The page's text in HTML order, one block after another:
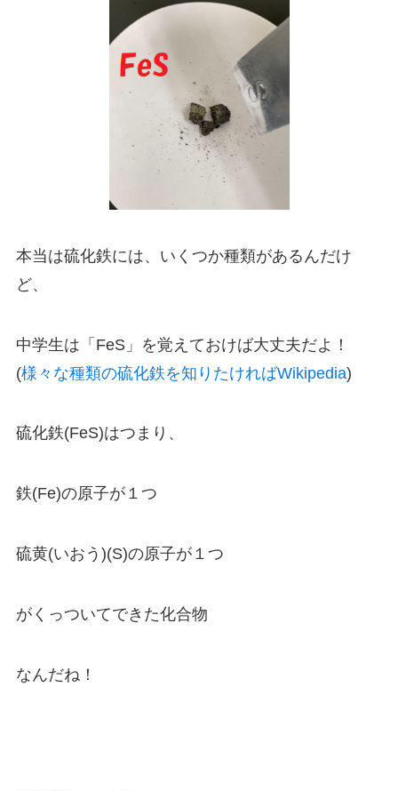
本当は硫化鉄には、いくつか種類があるんだけ
ど、
中学生は「FeS」を覚えておけば大丈夫だよ！
(様々な種類の硫化鉄を知りたければWikipedia)
硫化鉄(FeS)はつまり、
鉄(Fe)の原子が１つ
硫黄(いおう)(S)の原子が１つ
がくっついてできた化合物
なんだね！